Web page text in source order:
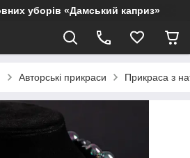
уборів «Дамський каприз»
Авторські прикраси Прикраса з